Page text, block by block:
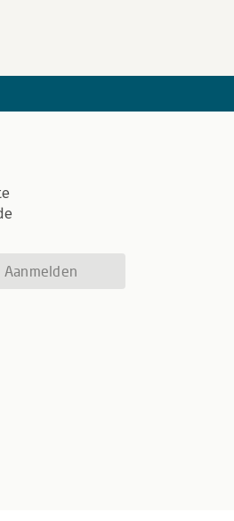
Aanmelden